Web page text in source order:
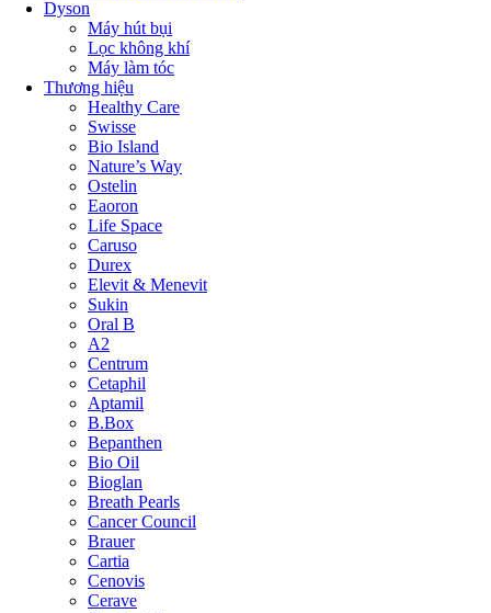
Dyson
Máy hút bụi
Lọc không khí
Máy làm tóc
Thương hiệu
Healthy Care
Swisse
Bio Island
Nature’s Way
Ostelin
Eaoron
Life Space
Caruso
Durex
Elevit & Menevit
Sukin
Oral B
A2
Centrum
Cetaphil
Aptamil
B.Box
Bepanthen
Bio Oil
Bioglan
Breath Pearls
Cancer Council
Brauer
Cartia
Cenovis
Cerave